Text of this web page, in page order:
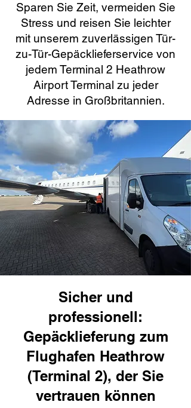
Sparen Sie Zeit, vermeiden Sie
Stress und reisen Sie leichter
mit unserem zuverlässigen Tür-
zu-Tür-Gepäcklieferservice von
jedem Terminal 2 Heathrow
Airport Terminal zu jeder
Adresse in Großbritannien.
Sicher und
professionell:
Gepäcklieferung zum
Flughafen Heathrow
(Terminal 2), der Sie
vertrauen können